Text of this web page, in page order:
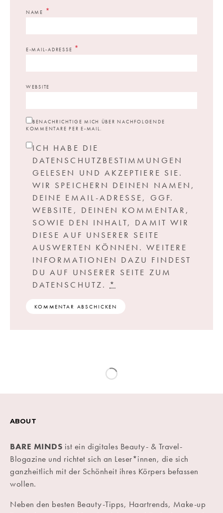
NAME *
E-MAIL-ADRESSE *
WEBSITE
BENACHRICHTIGE MICH ÜBER NACHFOLGENDE
KOMMENTARE PER E-MAIL.
ICH HABE DIE
DATENSCHUTZBESTIMMUNGEN
GELESEN UND AKZEPTIERE SIE.
WIR SPEICHERN DEINEN NAMEN,
DEINE EMAIL-ADRESSE, GGF.
WEBSITE, DEINEN KOMMENTAR,
SOWIE DEN INHALT, DAMIT WIR
DIESE AUF UNSERER SEITE
AUSWERTEN KÖNNEN. WEITERE
INFORMATIONEN DAZU FINDEST
DU AUF UNSERER SEITE ZUM
DATENSCHUTZ. *
ABOUT
BARE MINDS ist ein digitales Beauty- & Travel-
Blogazine und richtet sich an Leser*innen, die sich
ganzheitlich mit der Schönheit ihres Körpers befassen
wollen.
Neben den besten Beauty-Tipps, Haartrends, Make-up